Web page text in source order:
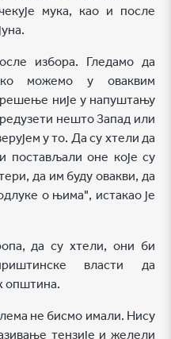
мука, као и после
избора. Гледамо да
можемо у оваквим
није у напуштању
нешто Запад или
у то. Да су хтели да
постављали оне које су
да им буду овакви, да
о њима", истакао је
да су хтели, они би
власти да
општина.
не бисмо имали. Нису
тензије и желели